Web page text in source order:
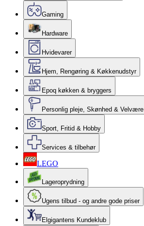
Gaming
Hardware
Hvidevarer
Hjem, Rengøring & Køkkenudstyr
Epoq køkken & bryggers
Personlig pleje, Skønhed & Velvære
Sport, Fritid & Hobby
Services & tilbehør
LEGO
Lageroprydning
Ugens tilbud - og andre gode priser
Elgigantens Kundeklub